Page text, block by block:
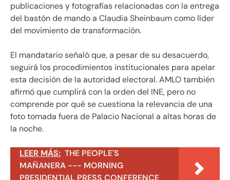
publicaciones y fotografías relacionadas con la entrega
del bastón de mando a Claudia Sheinbaum como líder
del movimiento de transformación.
El mandatario señaló que, a pesar de su desacuerdo,
seguirá los procedimientos institucionales para apelar
esta decisión de la autoridad electoral. AMLO también
afirmó que cumplirá con la orden del INE, pero no
comprende por qué se cuestiona la relevancia de una
foto tomada fuera de Palacio Nacional a altas horas de
la noche.
LEER MÁS: THE PEOPLE'S
MAÑANERA --- MORNING